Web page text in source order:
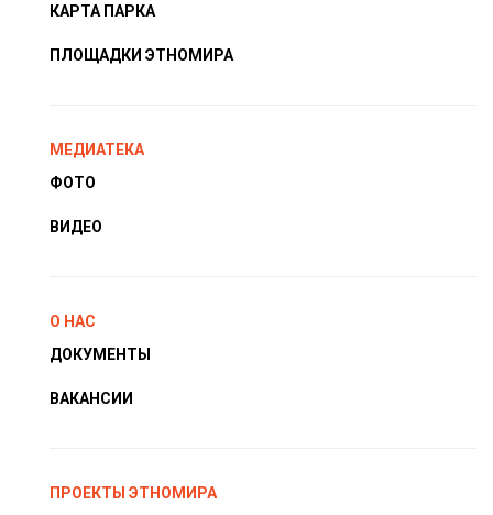
КАРТА ПАРКА
ПЛОЩАДКИ ЭТНОМИРА
МЕДИАТЕКА
ФОТО
ВИДЕО
О НАС
ДОКУМЕНТЫ
ВАКАНСИИ
ПРОЕКТЫ ЭТНОМИРА